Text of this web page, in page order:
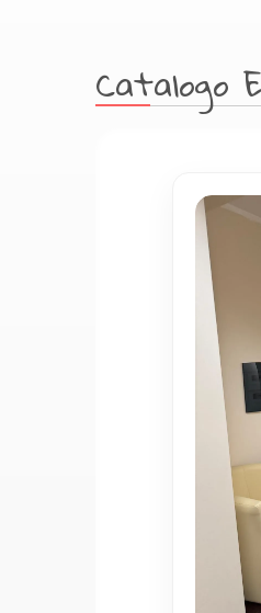
Catalogo